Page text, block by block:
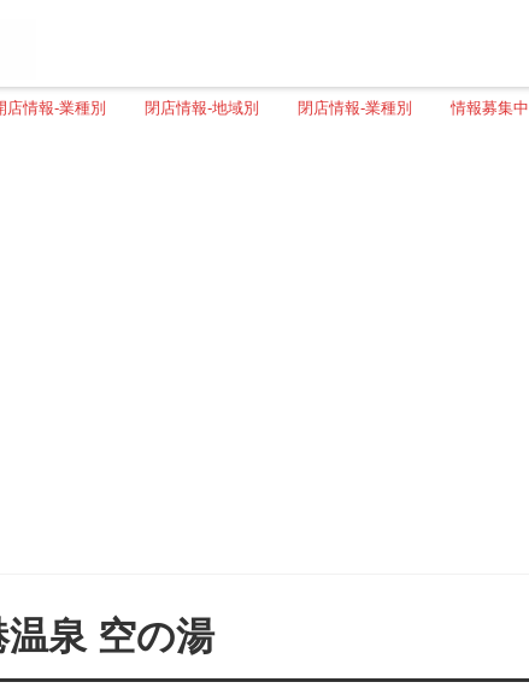
店情報-業種別 閉店情報-地域別 閉店情報-業種別 情報募集中
温泉 空の湯